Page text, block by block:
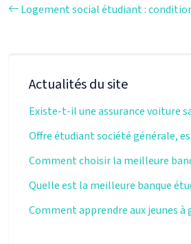
Logement social étudiant :
Actualités du site
Existe-t-il une assurance voiture
Offre étudiant société générale,
Comment choisir la meilleure
Quelle est la meilleure banque
Comment apprendre aux jeunes à